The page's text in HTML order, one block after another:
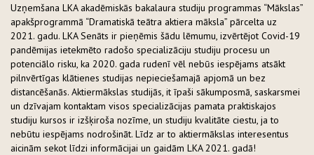
Uzņemšana LKA akadēmiskās bakalaura studiju programmas “Mākslas”
apakšprogrammā “Dramatiskā teātra aktiera māksla” pārcelta uz
2021. gadu. LKA Senāts ir pieņēmis šādu lēmumu, izvērtējot Covid-19
pandēmijas ietekmēto radošo specializāciju studiju procesu un
potenciālo risku, ka 2020. gada rudenī vēl nebūs iespējams atsākt
pilnvērtīgas klātienes studijas nepieciešamajā apjomā un bez
distancēšanās. Aktiermākslas studijās, it īpaši sākumposmā, saskarsmei
un dzīvajam kontaktam visos specializācijas pamata praktiskajos
studiju kursos ir izšķiroša nozīme, un studiju kvalitāte ciestu, ja to
nebūtu iespējams nodrošināt. Līdz ar to aktiermākslas interesentus
aicinām sekot līdzi informācijai un gaidām LKA 2021. gadā!